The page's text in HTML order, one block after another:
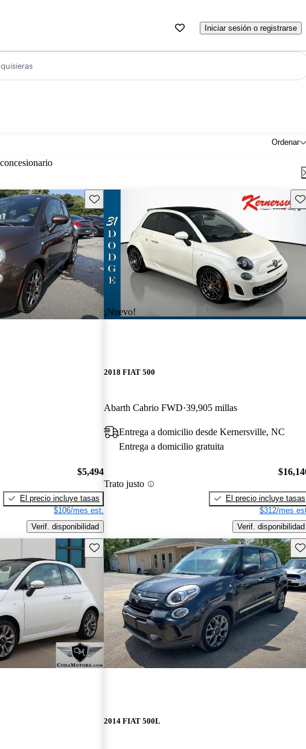
Iniciar sesión o registrarse
Ordenar
Guarda este Aviso
$5,494
El precio incluye tasas
$106/mes est.
Verif. disponibilidad
¡Nuevo!
2018 FIAT 500
Abarth Cabrio FWD 39,905 millas
Entrega a domicilio desde Kernersville, NC
Entrega a domicilio gratuita
Trato justo
El precio incluye tasas
$312/mes
Verif. disponibilidad
Guarda este Aviso
2014 FIAT 500L